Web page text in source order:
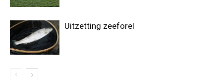
Uitzetting zeeforel